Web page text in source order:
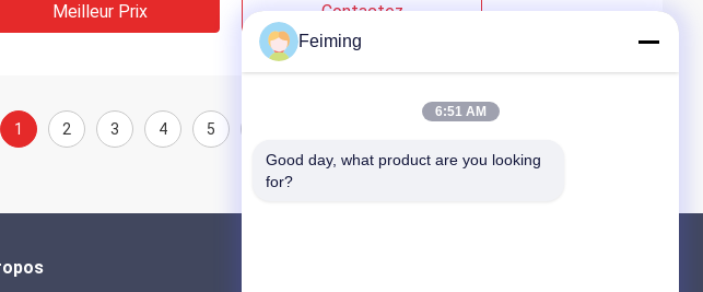
Meilleur Prix Contactez
1 2 3 4 5
Feiming
6:51 AM
Good day, what product are you looking
for?